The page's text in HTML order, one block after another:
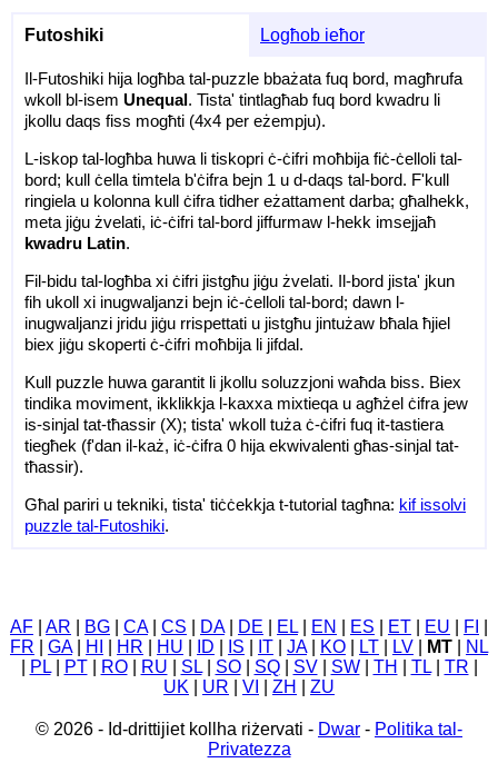
Futoshiki Logħob ieħor
Il-Futoshiki hija logħba tal-puzzle bbażata fuq bord, magħrufa
wkoll bl-isem Unequal. Tista' tintlagħab fuq bord kwadru li
jkollu daqs fiss mogħti (4x4 per eżempju).
L-iskop tal-logħba huwa li tiskopri ċ-ċifri moħbija fiċ-ċelloli tal-
bord; kull ċella timtela b'ċifra bejn 1 u d-daqs tal-bord. F'kull
ringiela u kolonna kull ċifra tidher eżattament darba; għalhekk,
meta jiġu żvelati, iċ-ċifri tal-bord jiffurmaw l-hekk imsejjaħ
kwadru Latin.
Fil-bidu tal-logħba xi ċifri jistgħu jiġu żvelati. Il-bord jista' jkun
fih ukoll xi inugwaljanzi bejn iċ-ċelloli tal-bord; dawn l-
inugwaljanzi jridu jiġu rrispettati u jistgħu jintużaw bħala ħjiel
biex jiġu skoperti ċ-ċifri moħbija li jifdal.
Kull puzzle huwa garantit li jkollu soluzzjoni waħda biss. Biex
tindika moviment, ikklikkja l-kaxxa mixtieqa u agħżel ċifra jew
is-sinjal tat-tħassir (X); tista' wkoll tuża ċ-ċifri fuq it-tastiera
tiegħek (f'dan il-każ, iċ-ċifra 0 hija ekwivalenti għas-sinjal tat-
tħassir).
Għal pariri u tekniki, tista' tiċċekkja t-tutorial tagħna: kif issolvi
puzzle tal-Futoshiki.
AF AR BG CA| CS DA| DE EL EN ES ET EU FI
FR
GA| HI HR HU ID IS IT JA| KO LT LV MT
NL
PL| PT| RO| RU SL| SO| SQ| SV| SW| TH TL| TR
UK
UR VI ZH ZU
© 2026 - Id-drittijiet kollha riżervati - Dwar - Politika tal-
Privatezza